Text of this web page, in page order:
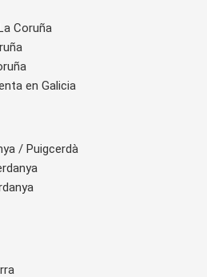
Coruña
en Galicia
/ Puigcerdà